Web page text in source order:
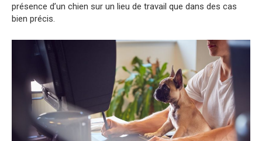
présence d’un chien sur un lieu de travail que dans des cas
bien précis.